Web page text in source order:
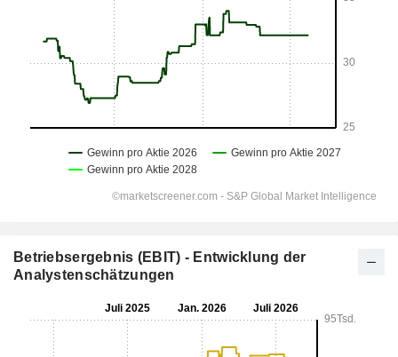
Betriebsergebnis (EBIT) - Entwicklung der
Analystenschätzungen